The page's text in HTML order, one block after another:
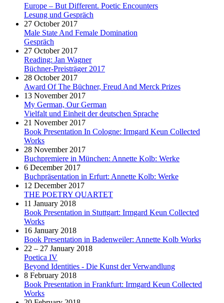
Europe – But Different. Poetic Encounters
Lesung und Gespräch
27 October 2017
Male State And Female Domination
Gespräch
27 October 2017
Reading: Jan Wagner
Büchner-Preisträger 2017
28 October 2017
Award Of The Büchner, Freud And Merck Prizes
13 November 2017
My German, Our German
Vielfalt und Einheit der deutschen Sprache
21 November 2017
Book Presentation In Cologne: Irmgard Keun Collected
Works
28 November 2017
Buchpremiere in München: Annette Kolb: Werke
6 December 2017
Buchpräsentation in Erfurt: Annette Kolb: Werke
12 December 2017
THE POETRY QUARTET
11 January 2018
Book Presentation in Stuttgart: Irmgard Keun Collected
Works
16 January 2018
Book Presentation in Badenweiler: Annette Kolb Works
22 – 27 January 2018
Poetica IV
Beyond Identities - Die Kunst der Verwandlung
8 February 2018
Book Presentation in Frankfurt: Irmgard Keun Collected
Works